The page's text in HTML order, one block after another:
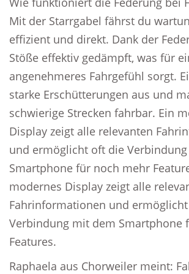
Mit der Starrgabel fährst du
effizient und direkt. Dank der
Stöße effektiv gedämpft, was für
angenehmeres Fahrgefühl sorgt.
starke Erschütterungen aus und
schwierige Strecken fahrbar. Ein
Display zeigt alle relevanten
und ermöglicht oft die
Smartphone für noch mehr
modernes Display zeigt alle
Fahrinformationen und
Verbindung mit dem Smartphone
Features.
Raphaela aus Chorweiler meint: